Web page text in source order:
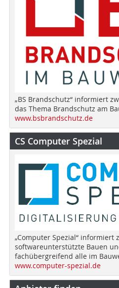
„BS Brandschutz“ informiert
das Thema Brandschutz am
www.bsbrandschutz.de
CS Computer Spezial
„Computer Spezial“ informiert
softwareunterstützte Bauen
fachübergreifend alle im
www.computer-spezial.de